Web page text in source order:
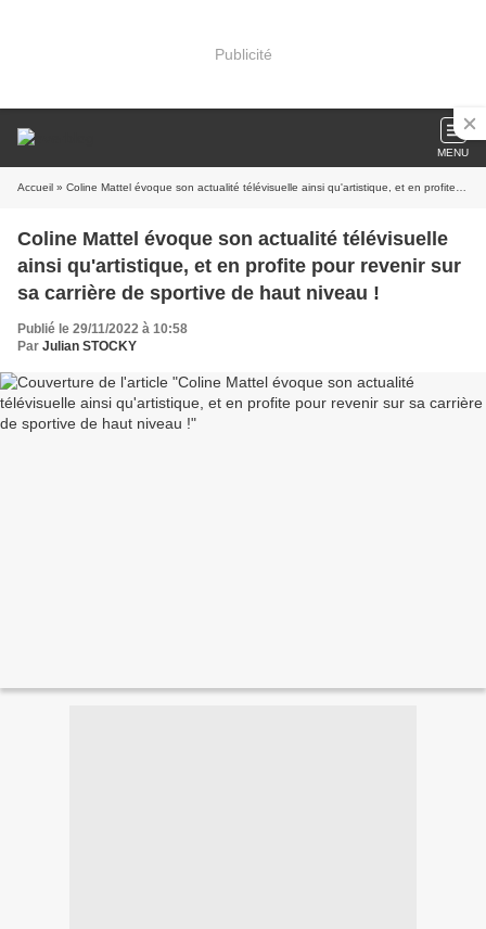
Publicité
MENU
Accueil » Coline Mattel évoque son actualité télévisuelle ainsi qu'artistique, et en profite pour revenir sur sa carrière de sportive de haut niveau !
Coline Mattel évoque son actualité télévisuelle
ainsi qu'artistique, et en profite pour revenir sur
sa carrière de sportive de haut niveau !
Publié le 29/11/2022 à 10:58
Par Julian STOCKY